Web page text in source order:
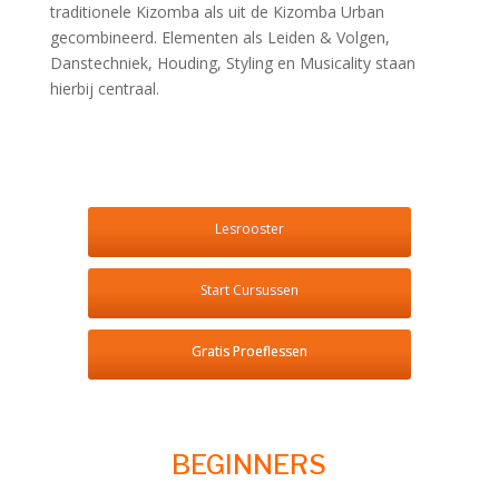
traditionele Kizomba als uit de Kizomba Urban
gecombineerd. Elementen als Leiden & Volgen,
Danstechniek, Houding, Styling en Musicality staan
hierbij centraal.
Lesrooster
Start Cursussen
Gratis Proeflessen
BEGINNERS